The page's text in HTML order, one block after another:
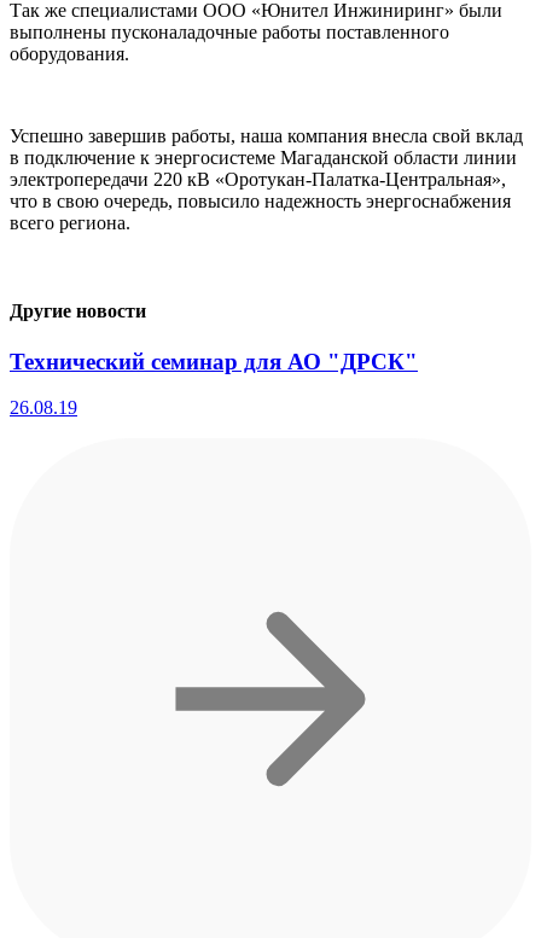
Так же специалистами ООО «Юнител Инжиниринг» были
выполнены пусконаладочные работы поставленного
оборудования.
Успешно завершив работы, наша компания внесла свой вклад
в подключение к энергосистеме Магаданской области линии
электропередачи 220 кВ «Оротукан-Палатка-Центральная»,
что в свою очередь, повысило надежность энергоснабжения
всего региона.
Другие новости
Технический семинар для АО "ДРСК"
26.08.19